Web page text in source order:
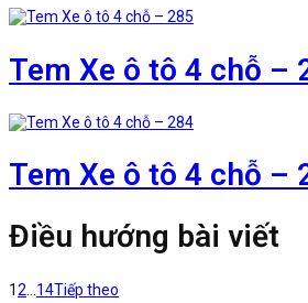
Tem Xe ô tô 4 chỗ –
Tem Xe ô tô 4 chỗ –
Điều hướng bài viết
12 14Tiếp theo